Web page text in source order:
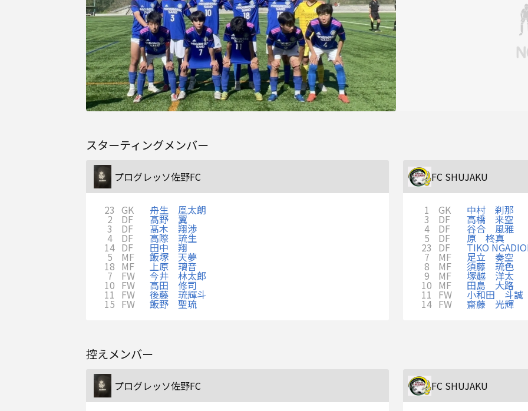
スターティングメンバー
プログレッソ佐野FC
23 GK 舟生 凰太朗
2 DF 髙野 翼
3 DF 髙木 翔渉
4 DF 高際 琉生
14 DF 田中 翔
5 MF 飯塚 天夢
18 MF 上原 璃音
7 FW 今井 林太郎
10 FW 高田 修司
11 FW 後藤 琉輝斗
15 FW 飯野 聖琉
FC SHUJAKU
1 GK 中村 刹那
3 DF 高橋 来空
4 DF 谷合 風雅
5 DF 原 柊真
23 DF TIKO
7 MF 足立 奏空
8 MF 須藤 琉色
9 MF 塚越 洋太
10 MF 田島 大路
11 FW 小和田 斗誠
14 FW 齋藤 光輝
控えメンバー
プログレッソ佐野FC FC SHUJAKU